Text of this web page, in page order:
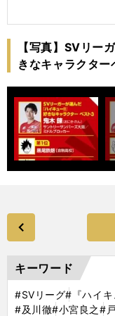
【写真】SVリー
きなキャラクター
キーワード
#SVリーグ#『ハイ
#及川徹#小宮良之#